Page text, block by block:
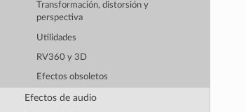
Transformación, distorsión y
perspectiva
Utilidades
RV360 y 3D
Efectos obsoletos
Efectos de audio